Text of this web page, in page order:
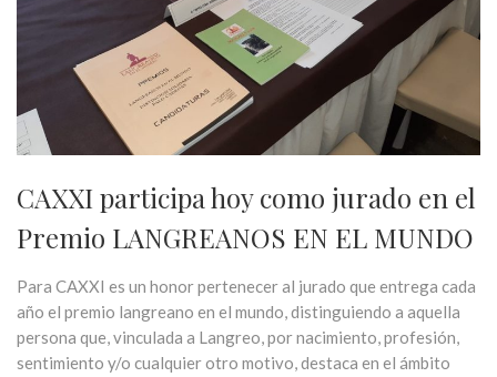
CAXXI participa hoy como jurado en el
Premio LANGREANOS EN EL MUNDO
Para CAXXI es un honor pertenecer al jurado que entrega cada
año el premio langreano en el mundo, distinguiendo a aquella
persona que, vinculada a Langreo, por nacimiento, profesión,
sentimiento y/o cualquier otro motivo, destaca en el ámbito